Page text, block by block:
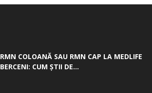
RMN COLOANĂ SAU RMN CAP LA MEDLIFE
BERCENI: CUM ȘTII DE...